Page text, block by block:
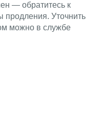
— обратитесь к
продления. Уточнить
можно в службе